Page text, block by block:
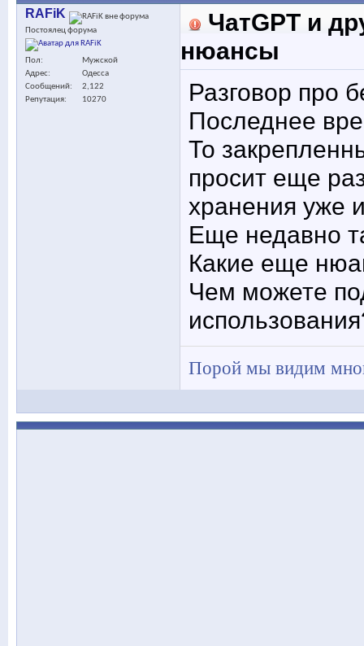
RAFiK
Постоялец форума
Пол
Мужской
Адрес
Одесса
Сообщений
2,122
Репутация
10270
ЧатGPT и
нюансы
Разговор про
Последнее
То
просит еще
хранения уже
Еще недавно
Какие еще
Чем можете
Порой мы видим